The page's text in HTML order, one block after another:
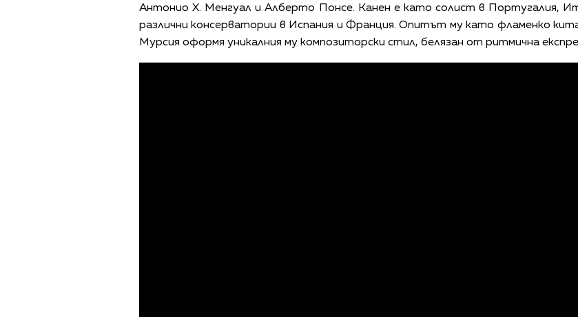
Антонио Х. Менгуал и Алберто Понсе. Канен е като солист в Португалия,
различни консерватории в Испания и Франция. Опитът му като фламенко
Мурсия оформя уникалния му композиторски стил, белязан от ритмична